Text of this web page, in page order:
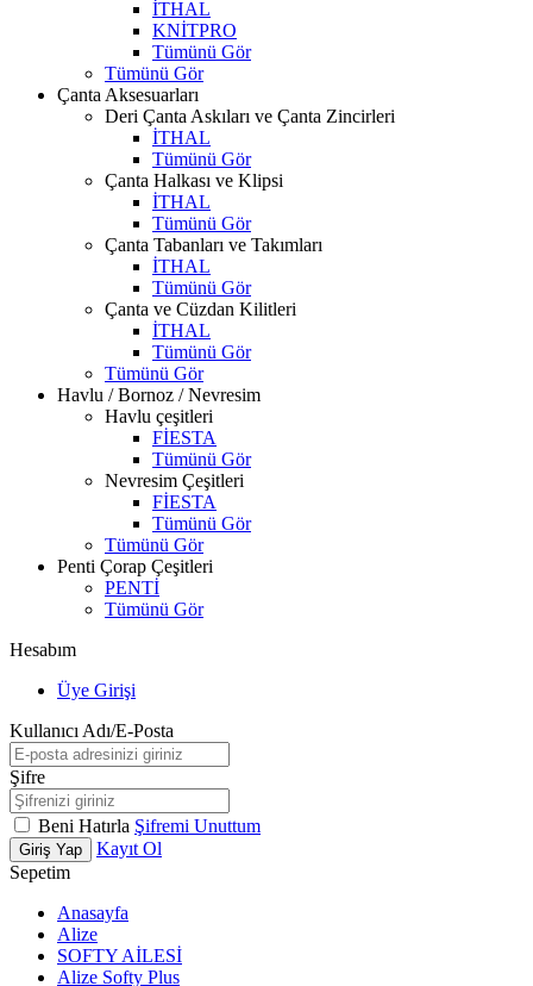
İTHAL
KNİTPRO
Tümünü Gör
Tümünü Gör
Çanta Aksesuarları
Deri Çanta Askıları ve Çanta Zincirleri
İTHAL
Tümünü Gör
Çanta Halkası ve Klipsi
İTHAL
Tümünü Gör
Çanta Tabanları ve Takımları
İTHAL
Tümünü Gör
Çanta ve Cüzdan Kilitleri
İTHAL
Tümünü Gör
Tümünü Gör
Havlu / Bornoz / Nevresim
Havlu çeşitleri
FİESTA
Tümünü Gör
Nevresim Çeşitleri
FİESTA
Tümünü Gör
Tümünü Gör
Penti Çorap Çeşitleri
PENTİ
Tümünü Gör
Hesabım
Üye Girişi
Kullanıcı Adı/E-Posta
Şifre
Beni Hatırla Şifremi Unuttum
Giriş Yap
Kayıt Ol
Sepetim
Anasayfa
Alize
SOFTY AİLESİ
Alize Softy Plus